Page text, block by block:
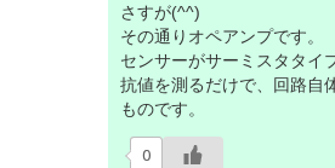
さすが(^^)
その通りオペアンプです。
センサーがサーミスタタイ
抗値を測るだけで、回路自
ものです。
0